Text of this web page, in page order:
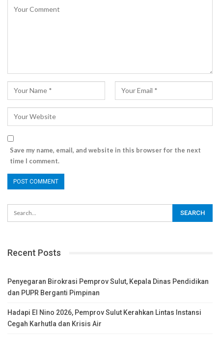
Save my name, email, and website in this browser for the next
time I comment.
Recent Posts
Penyegaran Birokrasi Pemprov Sulut, Kepala Dinas Pendidikan
dan PUPR Berganti Pimpinan
Hadapi El Nino 2026, Pemprov Sulut Kerahkan Lintas Instansi
Cegah Karhutla dan Krisis Air